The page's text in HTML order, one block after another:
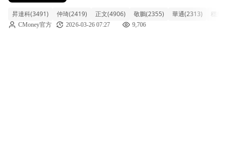
隨著國際局勢的不確定性以及市場觀望氛圍影
響，終場收黑下跌逾百點，收在33337.62點。
昇達科(3491) 仲琦(2419) 正文(4906) 敬鵬(2355) 華通(2313) 穩懋
CMoney官方 2026-03-26 07:27 9,706